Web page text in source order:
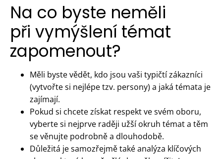
Na co byste neměli
při vymýšlení témat
zapomenout?
Měli byste vědět, kdo jsou vaši typičtí zákazníci
(vytvořte si nejlépe tzv. persony) a jaká témata je
zajímají.
Pokud si chcete získat respekt ve svém oboru,
vyberte si nejprve raději užší okruh témat a těm
se věnujte podrobně a dlouhodobě.
Důležitá je samozřejmě také analýza klíčových